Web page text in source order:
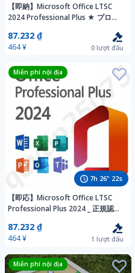
【即納】Microsoft Office LTSC
2024 Professional Plus ★ プロダ
版
87.232 ₫
464 ¥ 0 lượt đấu
7h 26" 20s
Miễn phí nội địa
【即応】Microsoft Office LTSC
Professional Plus 2024 _ 正規認証
PC１台分 _
87.232 ₫
464 ¥ 1 lượt đấu
Miễn phí nội địa